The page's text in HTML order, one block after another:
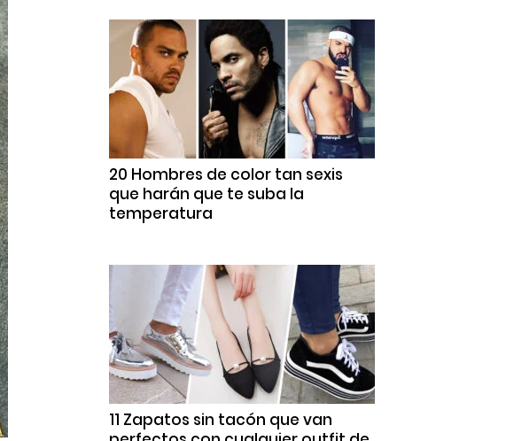
20 Hombres de color tan sexis
que harán que te suba la
temperatura
11 Zapatos sin tacón que van